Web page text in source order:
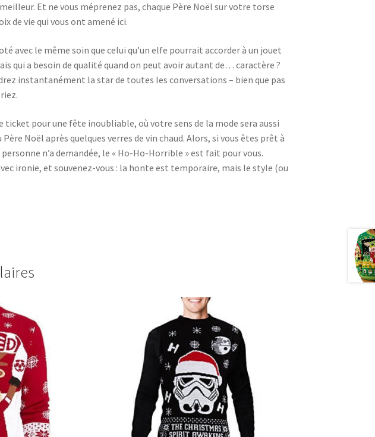
Et ne vous méprenez pas, chaque Père Noël sur votre torse
de vie qui vous ont amené ici.
avec le même soin que celui qu’un elfe pourrait accorder à un jouet
qui a besoin de qualité quand on peut avoir autant de… caractère ?
instantanément la star de toutes les conversations – bien que pas
ticket pour une fête inoubliable, où votre sens de la mode sera aussi
Noël après quelques verres de vin chaud. Alors, si vous êtes prêt à
n’a demandée, le « Ho-Ho-Horrible » est fait pour vous.
ironie, et souvenez-vous : la honte est temporaire, mais le style (ou